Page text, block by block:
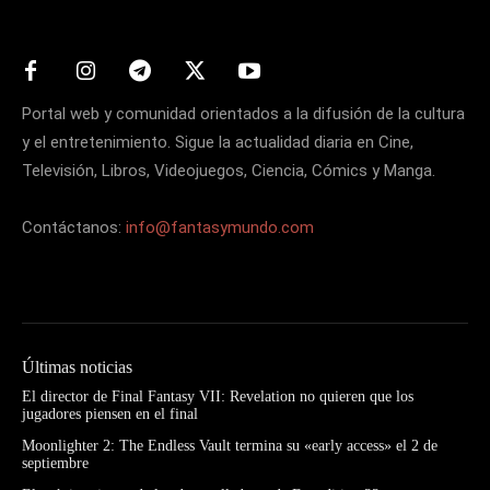
Portal web y comunidad orientados a la difusión de la cultura
y el entretenimiento. Sigue la actualidad diaria en Cine,
Televisión, Libros, Videojuegos, Ciencia, Cómics y Manga.
Contáctanos: info@fantasymundo.com
Últimas noticias
El director de Final Fantasy VII: Revelation no quieren que los
jugadores piensen en el final
Moonlighter 2: The Endless Vault termina su «early access» el 2 de
septiembre